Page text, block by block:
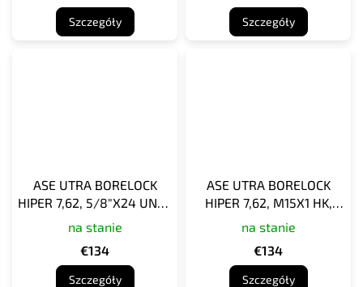
Szczegóły Szczegóły
ASE UTRA BORELOCK
HIPER 7,62, 5/8"X24 UNEF
SIG TAPER, AMORTYZATOR
STRZELNICZY
na stanie
€134
Szczegóły
ASE UTRA BORELOCK
HIPER 7,62, M15X1 HK,
STRZELANIE GŁADKIE
na stanie
€134
Szczegóły